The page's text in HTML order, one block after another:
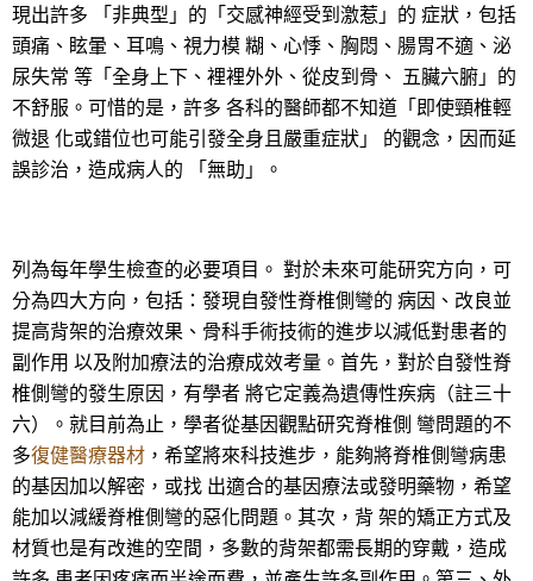
現出許多 「非典型」的「交感神經受到激惹」的 症狀，包括
頭痛、眩暈、耳鳴、視力模 糊、心悸、胸悶、腸胃不適、泌
尿失常 等「全身上下、裡裡外外、從皮到骨、 五臟六腑」的
不舒服。可惜的是，許多 各科的醫師都不知道「即使頸椎輕
微退 化或錯位也可能引發全身且嚴重症狀」 的觀念，因而延
誤診治，造成病人的 「無助」。
列為每年學生檢查的必要項目。 對於未來可能研究方向，可
分為四大方向，包括：發現自發性脊椎側彎的 病因、改良並
提高背架的治療效果、骨科手術技術的進步以減低對患者的
副作用 以及附加療法的治療成效考量。首先，對於自發性脊
椎側彎的發生原因，有學者 將它定義為遺傳性疾病（註三十
六）。就目前為止，學者從基因觀點研究脊椎側 彎問題的不
多復健醫療器材 ，希望將來科技進步，能夠將脊椎側彎病患
的基因加以解密，或找 出適合的基因療法或發明藥物，希望
能加以減緩脊椎側彎的惡化問題。其次，背 架的矯正方式及
材質也是有改進的空間，多數的背架都需長期的穿戴，造成